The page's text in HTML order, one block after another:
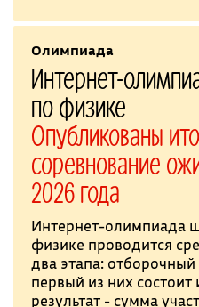
Олимпиада
Интернет-
по физике
Опубликованы
соревнование
2026 года
Интернет-олимпиада
физике проводится
два этапа:
первый из них состоит
результат - сумма